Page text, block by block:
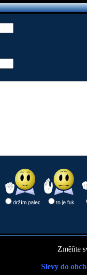
držím palec
to je fuk
Změňte
Slevy do